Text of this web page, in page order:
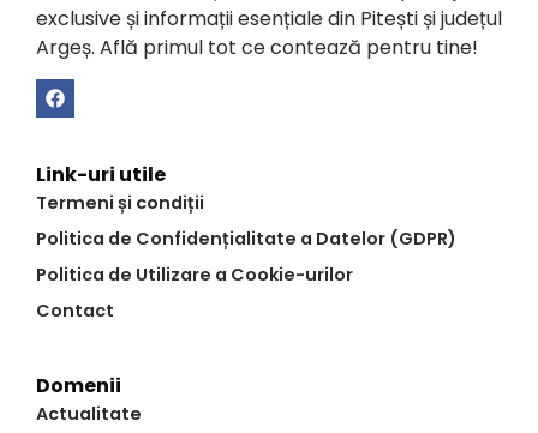
exclusive și informații esențiale din Pitești și județul
Argeș. Află primul tot ce contează pentru tine!
Link-uri utile
Termeni și condiții
Politica de Confidențialitate a Datelor (GDPR)
Politica de Utilizare a Cookie-urilor
Contact
Domenii
Actualitate